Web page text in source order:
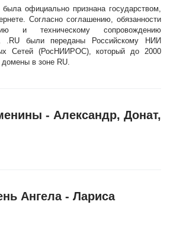
официально признана государством,
Согласно соглашению, обязанности
и техническому сопровождению
.RU были переданы Российскому НИИ
Сетей (РосНИИРОС), который до 2000
домены в зоне RU.
- Александр, Донат,
Ангела - Лариса